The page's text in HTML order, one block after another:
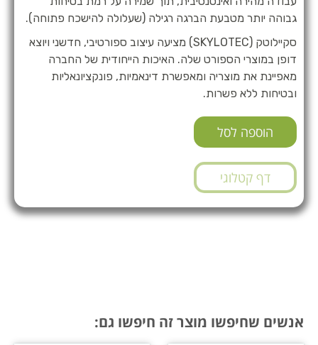
גבוהה יותר מטבעת הברגה רגילה (שעלולה להישכח פתוחה).
סקיילוטק (SKYLOTEC) מציעה עיצוב ספורטיבי, חדשני ויוצא
דופן במוצרי הספורט שלה. האיכות הייחודית של החברה
מאפיינת את מוצריה ומאפשרת דינאמיות, פונקציונאליות
ובטיחות ללא פשרות.
הוספה לסל
דף קטלוגי
אנשים שחיפשו מוצר זה חיפשו גם: